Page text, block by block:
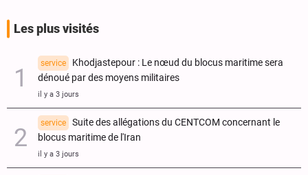
Les plus visités
service
Khodjastepour : Le nœud du blocus maritime sera
dénoué par des moyens militaires
il y a 3 jours
service
Suite des allégations du CENTCOM concernant le
blocus maritime de l'Iran
il y a 3 jours